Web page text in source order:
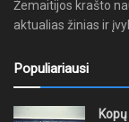
Žemaitijos krašto
aktualias žinias ir
Populiariausi